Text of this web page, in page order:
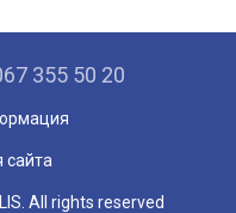
355 50 20
сайта
All rights reserved